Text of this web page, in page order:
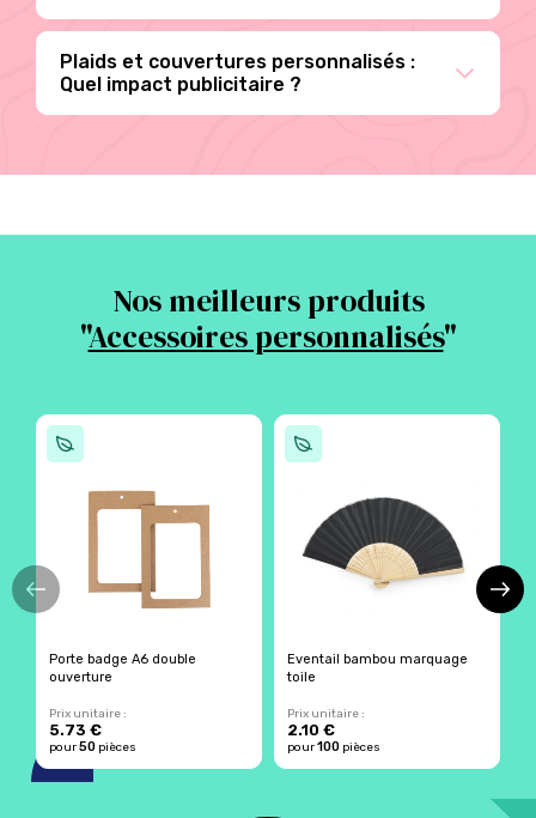
Plaids et couvertures personnalisés :
Quel impact publicitaire ?
Nos meilleurs produits
"Accessoires personnalisés"
Porte badge A6 double
ouverture
Prix unitaire :
5.73 €
pour50 pièces
Eventail bambou marquage
toile
Prix unitaire :
2.10 €
pour100 pièces